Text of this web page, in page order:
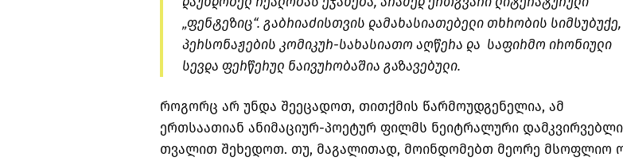
„ფენტეზიც“. გაბრიაძისთვის დამახასიათებელი თხრობის სიმსუბუქე,
პერსონაჟების კომიკურ-სახასიათო აღწერა და საფირმო ირონიული
სევდა ფერწერულ ნაივურობაშია გაზავებული.
როგორც არ უნდა შეეცადოთ, თითქმის წარმოუდგენელია, ამ
ერთსაათიან ანიმაციურ-პოეტურ ფილმს ნეიტრალური
თვალით შეხედოთ. თუ, მაგალითად, მოინდომებთ მეორე მსოფლიო